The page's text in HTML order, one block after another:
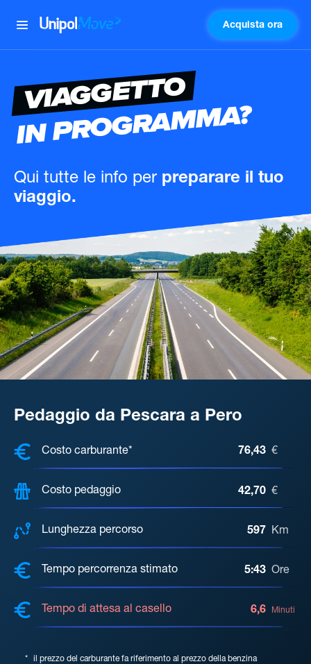
UnipolMove Acquista ora
VIAGGETTO
IN PROGRAMMA?
Qui tutte le info per preparare il tuo
viaggio.
Pedaggio da Pescara a Pero
COSTI, DISTANZA, TEMPO DI
Costo carburante* 76,43 €
Costo pedaggio 42,70 €
Lunghezza percorso 597 Km
Tempo percorrenza stimato 5:43 Ore
Tempo di attesa al casello 6,6 Minuti
* il prezzo del carburante fa riferimento al prezzo della benzina